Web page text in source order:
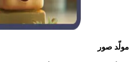
مولّد صور